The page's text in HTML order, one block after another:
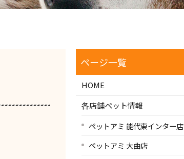
HOME
各店舗ペット情報
ペットアミ 能代東インター店
ペットアミ 大曲店